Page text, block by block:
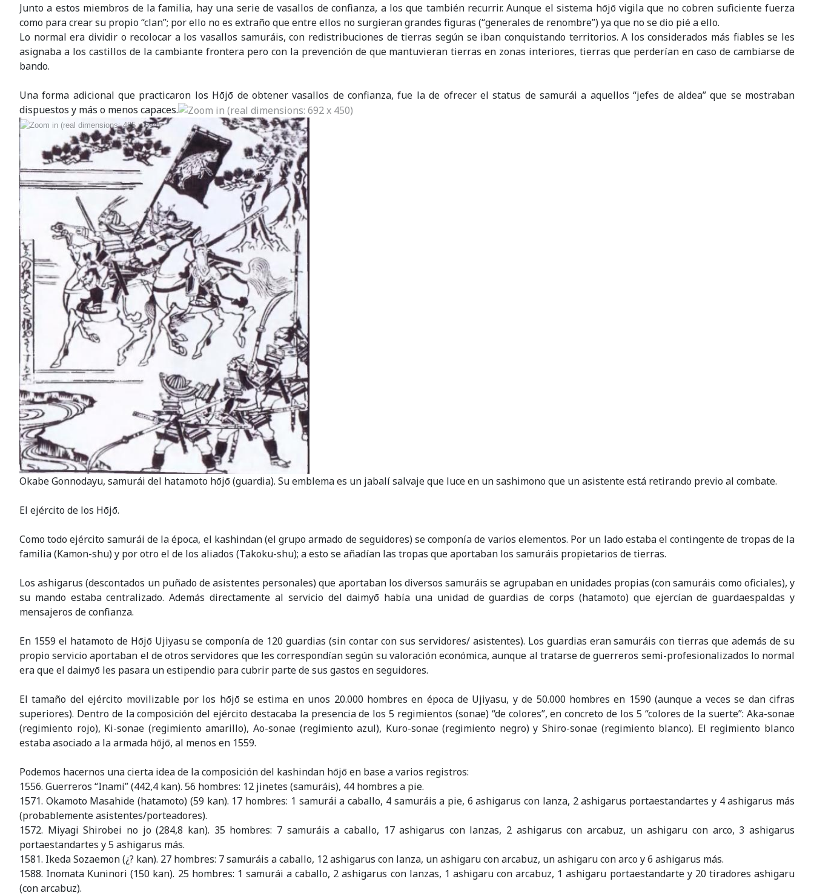
Junto a estos miembros de la familia, hay una serie de vasallos de confianza, a los que también recurrir. Aunque el sistema hōjō vigila que no cobren suficiente fuerza
como para crear su propio “clan”; por ello no es extraño que entre ellos no surgieran grandes figuras (“generales de renombre”) ya que no se dio pié a ello.
Lo normal era dividir o recolocar a los vasallos samuráis, con redistribuciones de tierras según se iban conquistando territorios. A los considerados más fiables se les
asignaba a los castillos de la cambiante frontera pero con la prevención de que mantuvieran tierras en zonas interiores, tierras que perderían en caso de cambiarse de
bando.
Una forma adicional que practicaron los Hōjō de obtener vasallos de confianza, fue la de ofrecer el status de samurái a aquellos “jefes de aldea” que se mostraban
dispuestos y más o menos capaces.
Okabe Gonnodayu, samurái del hatamoto hōjō (guardia). Su emblema es un jabalí salvaje que luce en un sashimono que un asistente está retirando previo al combate.
El ejército de los Hōjō.
Como todo ejército samurái de la época, el kashindan (el grupo armado de seguidores) se componía de varios elementos. Por un lado estaba el contingente de tropas de la
familia (Kamon-shu) y por otro el de los aliados (Takoku-shu); a esto se añadían las tropas que aportaban los samuráis propietarios de tierras.
Los ashigarus (descontados un puñado de asistentes personales) que aportaban los diversos samuráis se agrupaban en unidades propias (con samuráis como oficiales), y
su mando estaba centralizado. Además directamente al servicio del daimyō había una unidad de guardias de corps (hatamoto) que ejercían de guardaespaldas y
mensajeros de confianza.
En 1559 el hatamoto de Hōjō Ujiyasu se componía de 120 guardias (sin contar con sus servidores/ asistentes). Los guardias eran samuráis con tierras que además de su
propio servicio aportaban el de otros servidores que les correspondían según su valoración económica, aunque al tratarse de guerreros semi-profesionalizados lo normal
era que el daimyō les pasara un estipendio para cubrir parte de sus gastos en seguidores.
El tamaño del ejército movilizable por los hōjō se estima en unos 20.000 hombres en época de Ujiyasu, y de 50.000 hombres en 1590 (aunque a veces se dan cifras
superiores). Dentro de la composición del ejército destacaba la presencia de los 5 regimientos (sonae) “de colores”, en concreto de los 5 “colores de la suerte”: Aka-sonae
(regimiento rojo), Ki-sonae (regimiento amarillo), Ao-sonae (regimiento azul), Kuro-sonae (regimiento negro) y Shiro-sonae (regimiento blanco). El regimiento blanco
estaba asociado a la armada hōjō, al menos en 1559.
Podemos hacernos una cierta idea de la composición del kashindan hōjō en base a varios registros:
1556. Guerreros “Inami” (442,4 kan). 56 hombres: 12 jinetes (samuráis), 44 hombres a pie.
1571. Okamoto Masahide (hatamoto) (59 kan). 17 hombres: 1 samurái a caballo, 4 samuráis a pie, 6 ashigarus con lanza, 2 ashigarus portaestandartes y 4 ashigarus más
(probablemente asistentes/porteadores).
1572. Miyagi Shirobei no jo (284,8 kan). 35 hombres: 7 samuráis a caballo, 17 ashigarus con lanzas, 2 ashigarus con arcabuz, un ashigaru con arco, 3 ashigarus
portaestandartes y 5 ashigarus más.
1581. Ikeda Sozaemon (¿? kan). 27 hombres: 7 samuráis a caballo, 12 ashigarus con lanza, un ashigaru con arcabuz, un ashigaru con arco y 6 ashigarus más.
1588. Inomata Kuninori (150 kan). 25 hombres: 1 samurái a caballo, 2 ashigarus con lanzas, 1 ashigaru con arcabuz, 1 ashigaru portaestandarte y 20 tiradores ashigaru
(con arcabuz).